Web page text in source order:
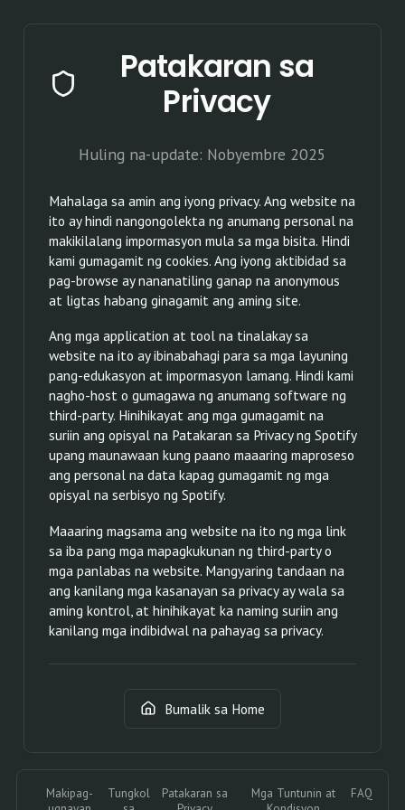
Patakaran sa
Privacy
Huling na-update: Nobyembre 2025
Mahalaga sa amin ang iyong privacy. Ang website na
ito ay hindi nangongolekta ng anumang personal na
makikilalang impormasyon mula sa mga bisita. Hindi
kami gumagamit ng cookies. Ang iyong aktibidad sa
pag-browse ay nananatiling ganap na anonymous
at ligtas habang ginagamit ang aming site.
Ang mga application at tool na tinalakay sa
website na ito ay ibinabahagi para sa mga layuning
pang-edukasyon at impormasyon lamang. Hindi kami
nagho-host o gumagawa ng anumang software ng
third-party. Hinihikayat ang mga gumagamit na
suriin ang opisyal na Patakaran sa Privacy ng Spotify
upang maunawaan kung paano maaaring maproseso
ang personal na data kapag gumagamit ng mga
opisyal na serbisyo ng Spotify.
Maaaring magsama ang website na ito ng mga link
sa iba pang mga mapagkukunan ng third-party o
mga panlabas na website. Mangyaring tandaan na
ang kanilang mga kasanayan sa privacy ay wala sa
aming kontrol, at hinihikayat ka naming suriin ang
kanilang mga indibidwal na pahayag sa privacy.
Bumalik sa Home
Makipag-
Tungkol
Patakaran sa
Mga Tuntunin at
FAQ